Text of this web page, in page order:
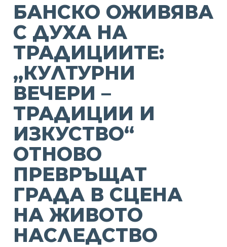
БАНСКО ОЖИВЯВА
С ДУХА НА
ТРАДИЦИИТЕ:
„КУЛТУРНИ
ВЕЧЕРИ –
ТРАДИЦИИ И
ИЗКУСТВО“
ОТНОВО
ПРЕВРЪЩАТ
ГРАДА В СЦЕНА
НА ЖИВОТО
НАСЛЕДСТВО